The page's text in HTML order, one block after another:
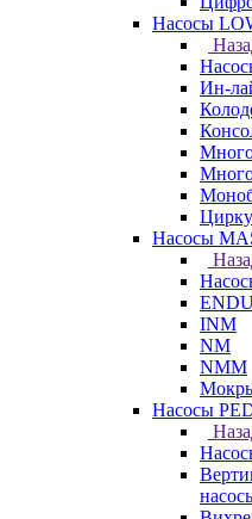
Насосы
Ин-
Насосы
INM
NM
NMM
Насосы